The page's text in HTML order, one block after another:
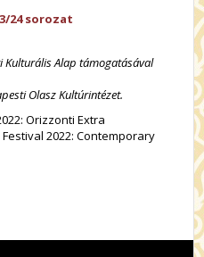
24 sorozat
Kulturális Alap támogatásával
Olasz Kultúrintézet.
Orizzonti Extra
2022: Contemporary